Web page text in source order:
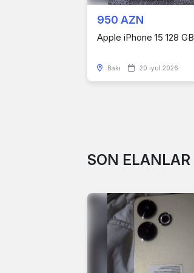
950 AZN
Apple iPhone 15 128 GB
Bakı 20 iyul 2026
SON ELANLAR